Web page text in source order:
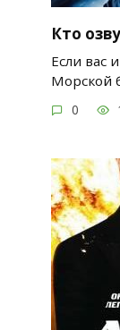
Кто
Если вас
Морской
0